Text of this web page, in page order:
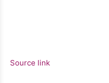
Source link